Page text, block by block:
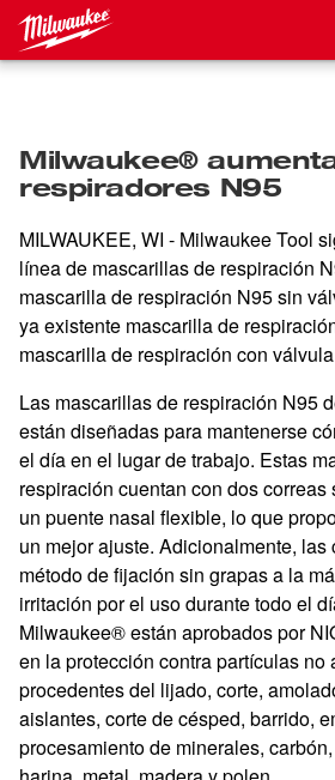
Milwaukee®
respiradores N95
MILWAUKEE, WI - Milwaukee Tool
línea de mascarillas de respiración
mascarilla de respiración N95 sin
ya existente mascarilla de
mascarilla de respiración con
Las mascarillas de respiración N95
están diseñadas para mantenerse
el día en el lugar de trabajo. Estas
respiración cuentan con dos
un puente nasal flexible, lo que
un mejor ajuste. Adicionalmente, las
método de fijación sin grapas a la
irritación por el uso durante todo el
Milwaukee® están aprobados por
en la protección contra partículas no
procedentes del lijado, corte,
aislantes, corte de césped, barrido,
procesamiento de minerales,